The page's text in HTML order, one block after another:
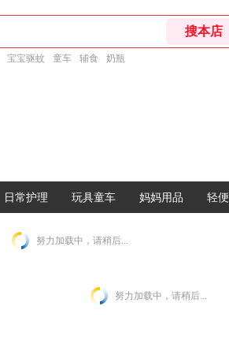
宝宝驱蚊 童车 辅食 奶瓶
日常护理 玩具童车 妈妈用品 轻
努力加载中，请稍后...
努力加载中，请稍后...